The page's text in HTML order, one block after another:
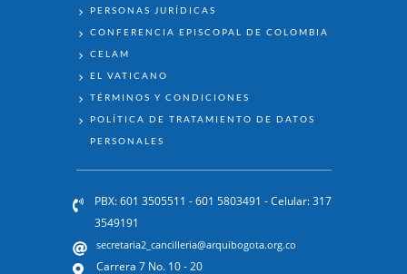
PERSONAS JURÍDICAS
CONFERENCIA EPISCOPAL DE COLOMBIA
CELAM
EL VATICANO
TÉRMINOS Y CONDICIONES
POLÍTICA DE TRATAMIENTO DE DATOS
PERSONALES
PBX: 601 3505511 - 601 5803491 - Celular: 317
3549191
secretaria2_cancilleria@arquibogota.org.co
Carrera 7 No. 10 - 20